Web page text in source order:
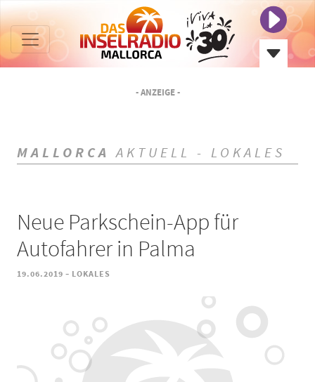
- ANZEIGE -
MALLORCA AKTUELL - LOKALES
Neue Parkschein-App für
Autofahrer in Palma
19.06.2019 - LOKALES